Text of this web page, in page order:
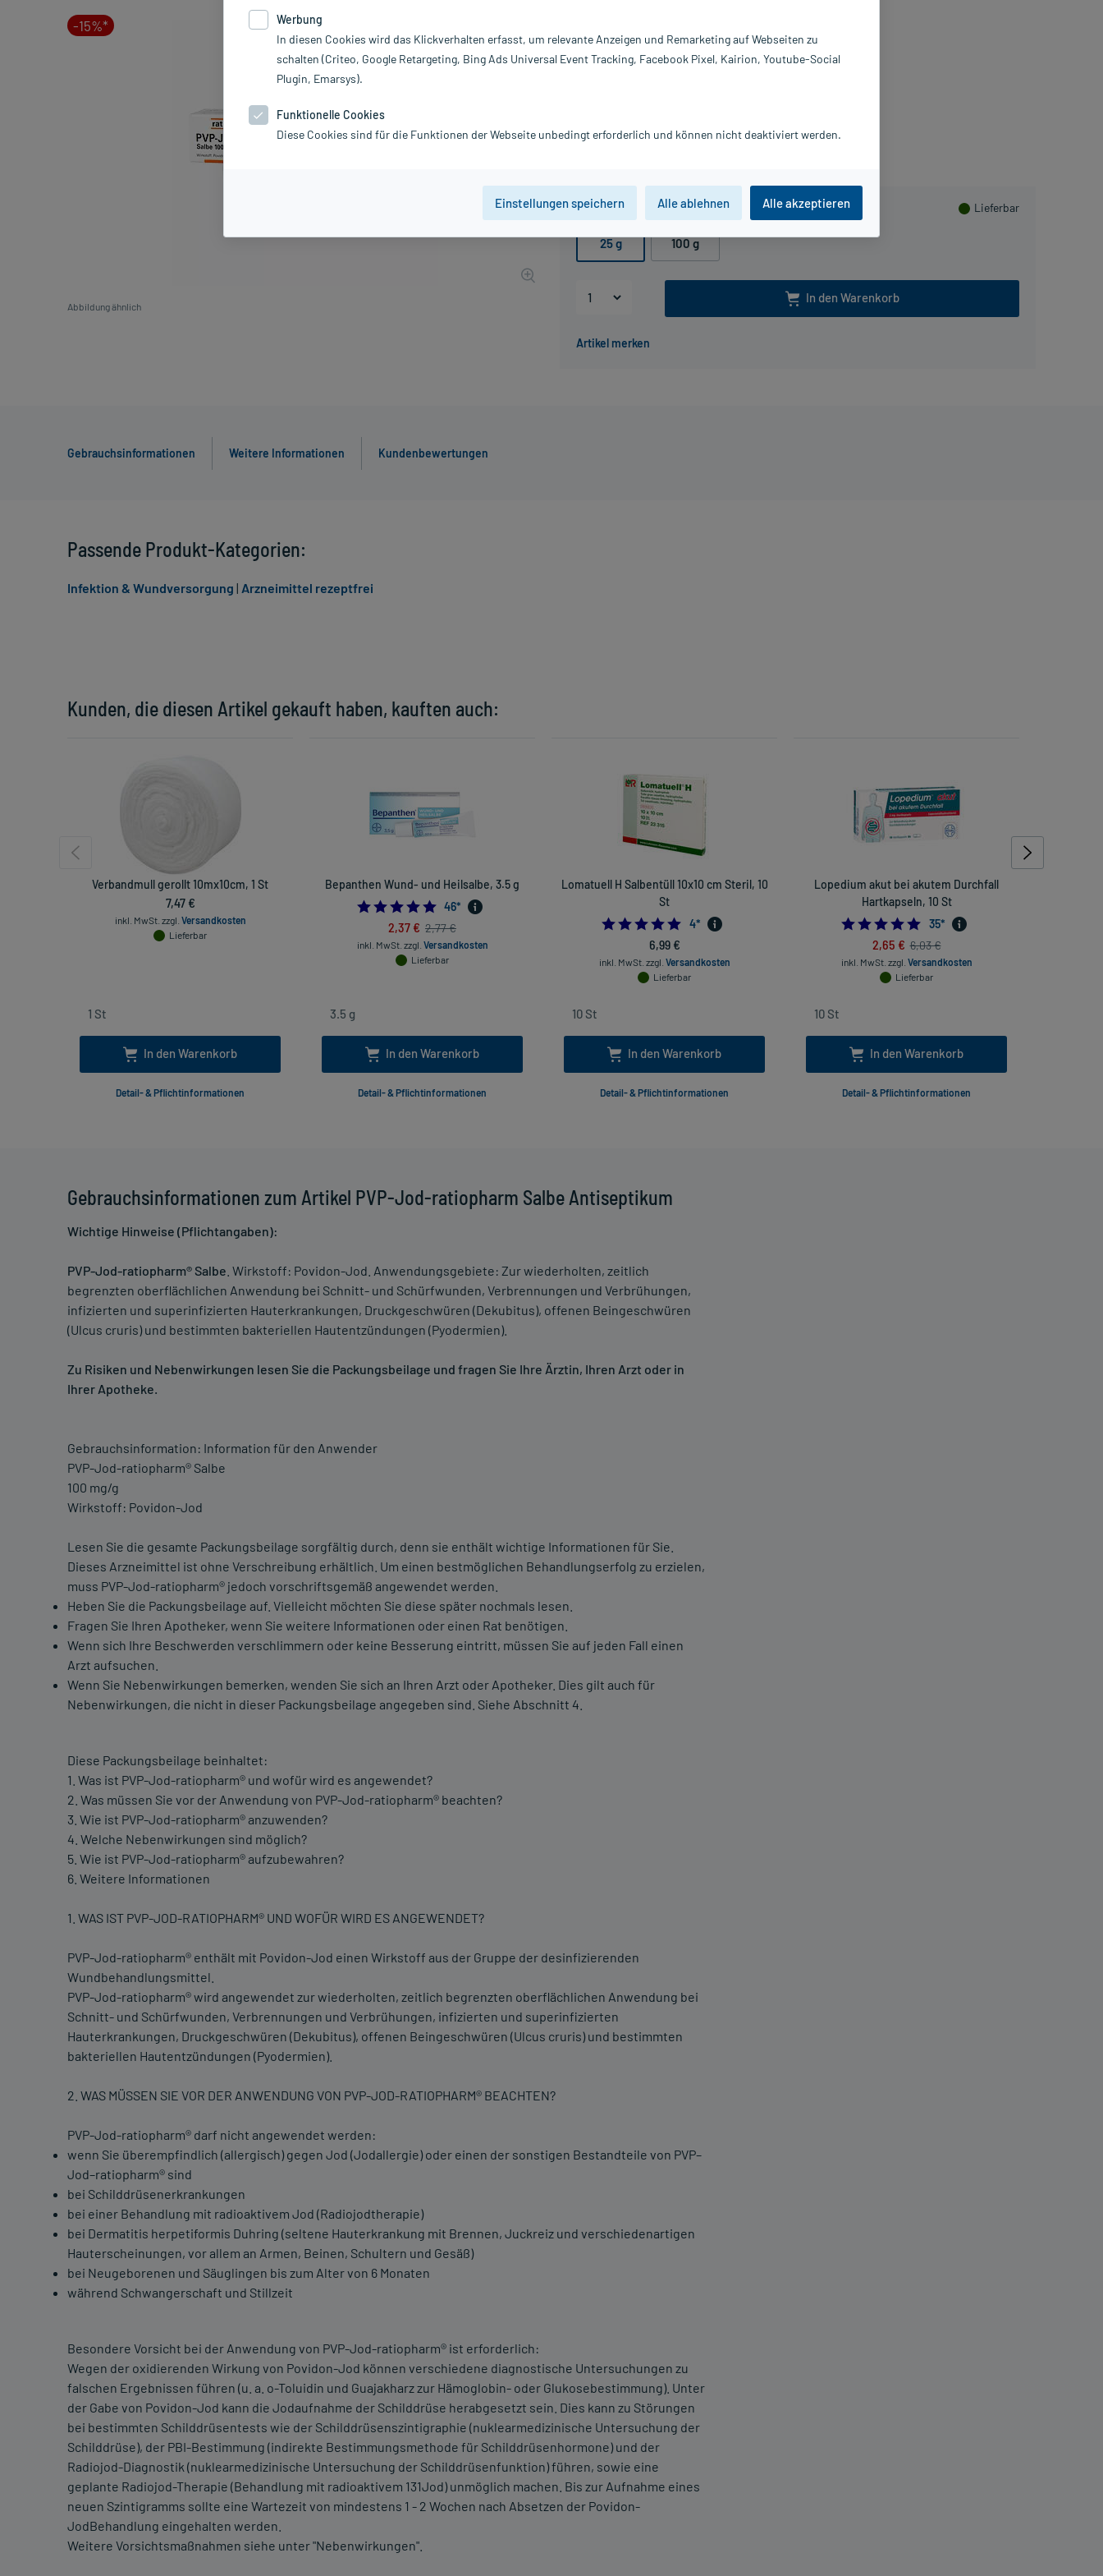
-15%*
Abbildung ähnlich
Packungseinheit Lieferbar
25 g 100 g
In den Warenkorb
Inhalt:
25 g
PZN:
07260425
Gebrauchsinformationen Weitere Informationen Kundenbewertungen
Gebrauchsinformationen zum Artikel PVP-Jod-ratiopharm Salbe Antiseptikum
Wichtige Hinweise (Pflichtangaben):
PVP-Jod-ratiopharm® Salbe . Wirkstoff: Povidon-Jod. Anwendungsgebiete: Zur wiederholten, zeitlich
begrenzten oberflächlichen Anwendung bei Schnitt- und Schürfwunden, Verbrennungen und Verbrühungen,
infizierten und superinfizierten Hauterkrankungen, Druckgeschwüren (Dekubitus), offenen Beingeschwüren
(Ulcus cruris) und bestimmten bakteriellen Hautentzündungen (Pyodermien).
Zu Risiken und Nebenwirkungen lesen Sie die Packungsbeilage und fragen Sie Ihre Ärztin, Ihren Arzt oder in
Ihrer Apotheke.
Gebrauchsinformation: Information für den Anwender
PVP-Jod-ratiopharm® Salbe
100 mg/g
Wirkstoff: Povidon-Jod
Lesen Sie die gesamte Packungsbeilage sorgfältig durch, denn sie enthält wichtige Informationen für Sie.
Dieses Arzneimittel ist ohne Verschreibung erhältlich. Um einen bestmöglichen Behandlungserfolg zu erzielen,
muss PVP-Jod-ratiopharm® jedoch vorschriftsgemäß angewendet werden.
Heben Sie die Packungsbeilage auf. Vielleicht möchten Sie diese später nochmals lesen.
Fragen Sie Ihren Apotheker, wenn Sie weitere Informationen oder einen Rat benötigen.
Wenn sich Ihre Beschwerden verschlimmern oder keine Besserung eintritt, müssen Sie auf jeden Fall einen
Arzt aufsuchen.
Wenn Sie Nebenwirkungen bemerken, wenden Sie sich an Ihren Arzt oder Apotheker. Dies gilt auch für
Nebenwirkungen, die nicht in dieser Packungsbeilage angegeben sind. Siehe Abschnitt 4.
Diese Packungsbeilage beinhaltet:
1. Was ist PVP-Jod-ratiopharm® und wofür wird es angewendet?
2. Was müssen Sie vor der Anwendung von PVP-Jod-ratiopharm® beachten?
3. Wie ist PVP-Jod-ratiopharm® anzuwenden?
4. Welche Nebenwirkungen sind möglich?
5. Wie ist PVP-Jod-ratiopharm® aufzubewahren?
6. Weitere Informationen
1. WAS IST PVP-JOD-RATIOPHARM® UND WOFÜR WIRD ES ANGEWENDET?
PVP-Jod-ratiopharm® enthält mit Povidon-Jod einen Wirkstoff aus der Gruppe der desinfizierenden
Wundbehandlungsmittel.
PVP-Jod-ratiopharm® wird angewendet zur wiederholten, zeitlich begrenzten oberflächlichen Anwendung bei
Schnitt- und Schürfwunden, Verbrennungen und Verbrühungen, infizierten und superinfizierten
Hauterkrankungen, Druckgeschwüren (Dekubitus), offenen Beingeschwüren (Ulcus cruris) und bestimmten
bakteriellen Hautentzündungen (Pyodermien).
2. WAS MÜSSEN SIE VOR DER ANWENDUNG VON PVP-JOD-RATIOPHARM® BEACHTEN?
PVP-Jod-ratiopharm® darf nicht angewendet werden:
wenn Sie überempfindlich (allergisch) gegen Jod (Jodallergie) oder einen der sonstigen Bestandteile von PVP–
Jod–ratiopharm® sind
bei Schilddrüsenerkrankungen
bei einer Behandlung mit radioaktivem Jod (Radiojodtherapie)
bei Dermatitis herpetiformis Duhring (seltene Hauterkrankung mit Brennen, Juckreiz und verschiedenartigen
Hauterscheinungen, vor allem an Armen, Beinen, Schultern und Gesäß)
bei Neugeborenen und Säuglingen bis zum Alter von 6 Monaten
während Schwangerschaft und Stillzeit
Besondere Vorsicht bei der Anwendung von PVP-Jod-ratiopharm® ist erforderlich:
Wegen der oxidierenden Wirkung von Povidon-Jod können verschiedene diagnostische Untersuchungen zu
falschen Ergebnissen führen (u. a. o-Toluidin und Guajakharz zur Hämoglobin- oder Glukosebestimmung). Unter
der Gabe von Povidon-Jod kann die Jodaufnahme der Schilddrüse herabgesetzt sein. Dies kann zu Störungen
bei bestimmten Schilddrüsentests wie der Schilddrüsenszintigraphie (nuklearmedizinische Untersuchung der
Schilddrüse), der PBI-Bestimmung (indirekte Bestimmungsmethode für Schilddrüsenhormone) und der
Radiojod-Diagnostik (nuklearmedizinische Untersuchung der Schilddrüsenfunktion) führen, sowie eine
geplante Radiojod-Therapie (Behandlung mit radioaktivem 131Jod) unmöglich machen. Bis zur Aufnahme eines
neuen Szintigramms sollte eine Wartezeit von mindestens 1 - 2 Wochen nach Absetzen der Povidon-
JodBehandlung eingehalten werden.
Weitere Vorsichtsmaßnahmen siehe unter "Nebenwirkungen".
Kunden, die diesen Artikel gekauft haben, kauften auch:
Verbandmull gerollt 10mx10cm, 1 St
7,47 €
inkl. MwSt. zzgl. Versandkosten
Lieferbar
In den Warenkorb
Detail- & Pflichtinformationen
Bepanthen Wund- und Heilsalbe, 3.5 g
5.0
46*
2,37 € 2,77 €
inkl. MwSt. zzgl. Versandkosten
Lieferbar
In den Warenkorb
Detail- & Pflichtinformationen
Lomatuell H Salbentüll 10x10 cm Steril, 10
St
5.0
4*
6,99 €
inkl. MwSt. zzgl. Versandkosten
Lieferbar
In den Warenkorb
Detail- & Pflichtinformationen
Lopedium akut bei akutem Durchfall
Hartkapseln, 10 St
4.942857142857143
35*
2,65 € 6,03 €
inkl. MwSt. zzgl. Versandkosten
Lieferbar
In den Warenkorb
Detail- & Pflichtinformationen
Passende Produkt-Kategorien:
Infektion & Wundversorgung | Arzneimittel rezeptfrei
Werbung
In diesen Cookies wird das Klickverhalten erfasst, um relevante Anzeigen und Remarketing auf Webseiten zu
schalten (Criteo, Google Retargeting, Bing Ads Universal Event Tracking, Facebook Pixel, Kairion, Youtube-Social
Plugin, Emarsys).
Funktionelle Cookies
Diese Cookies sind für die Funktionen der Webseite unbedingt erforderlich und können nicht deaktiviert werden.
Einstellungen speichern Alle ablehnen Alle akzeptieren